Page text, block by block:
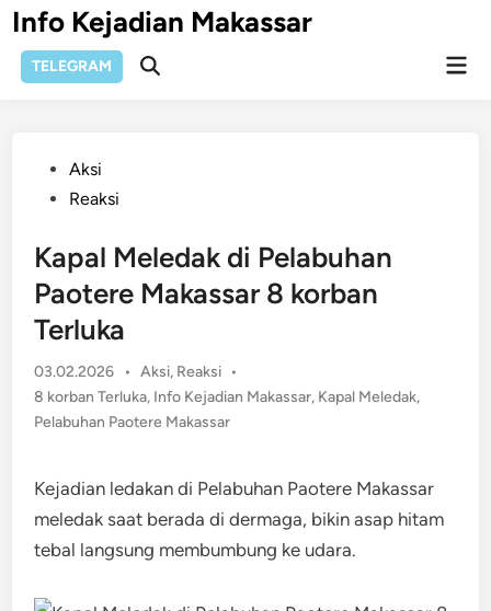
Skip
to
content
Info Kejadian Makassar
TELEGRAM
Open
PostedAksi
Reaksi
Kapal Meledak di Pelabuhan
Paotere Makassar 8 korban
Terluka
03.02.2026 • Posted
in
Aksi, Reaksi •
8 korban Terluka, Info Kejadian Makassar, Kapal Meledak,
Pelabuhan Paotere Makassar
Kejadian ledakan di Pelabuhan Paotere Makassar
meledak saat berada di dermaga, bikin asap hitam
tebal langsung membumbung ke udara.